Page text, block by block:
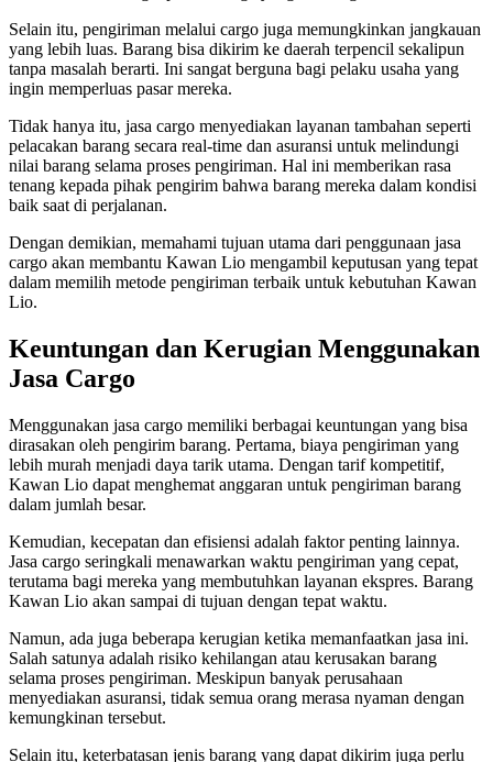
Selain itu, pengiriman melalui cargo juga memungkinkan jangkauan
yang lebih luas. Barang bisa dikirim ke daerah terpencil sekalipun
tanpa masalah berarti. Ini sangat berguna bagi pelaku usaha yang
ingin memperluas pasar mereka.
Tidak hanya itu, jasa cargo menyediakan layanan tambahan seperti
pelacakan barang secara real-time dan asuransi untuk melindungi
nilai barang selama proses pengiriman. Hal ini memberikan rasa
tenang kepada pihak pengirim bahwa barang mereka dalam kondisi
baik saat di perjalanan.
Dengan demikian, memahami tujuan utama dari penggunaan jasa
cargo akan membantu Kawan Lio mengambil keputusan yang tepat
dalam memilih metode pengiriman terbaik untuk kebutuhan Kawan
Lio.
Keuntungan dan Kerugian Menggunakan
Jasa Cargo
Menggunakan jasa cargo memiliki berbagai keuntungan yang bisa
dirasakan oleh pengirim barang. Pertama, biaya pengiriman yang
lebih murah menjadi daya tarik utama. Dengan tarif kompetitif,
Kawan Lio dapat menghemat anggaran untuk pengiriman barang
dalam jumlah besar.
Kemudian, kecepatan dan efisiensi adalah faktor penting lainnya.
Jasa cargo seringkali menawarkan waktu pengiriman yang cepat,
terutama bagi mereka yang membutuhkan layanan ekspres. Barang
Kawan Lio akan sampai di tujuan dengan tepat waktu.
Namun, ada juga beberapa kerugian ketika memanfaatkan jasa ini.
Salah satunya adalah risiko kehilangan atau kerusakan barang
selama proses pengiriman. Meskipun banyak perusahaan
menyediakan asuransi, tidak semua orang merasa nyaman dengan
kemungkinan tersebut.
Selain itu, keterbatasan jenis barang yang dapat dikirim juga perlu